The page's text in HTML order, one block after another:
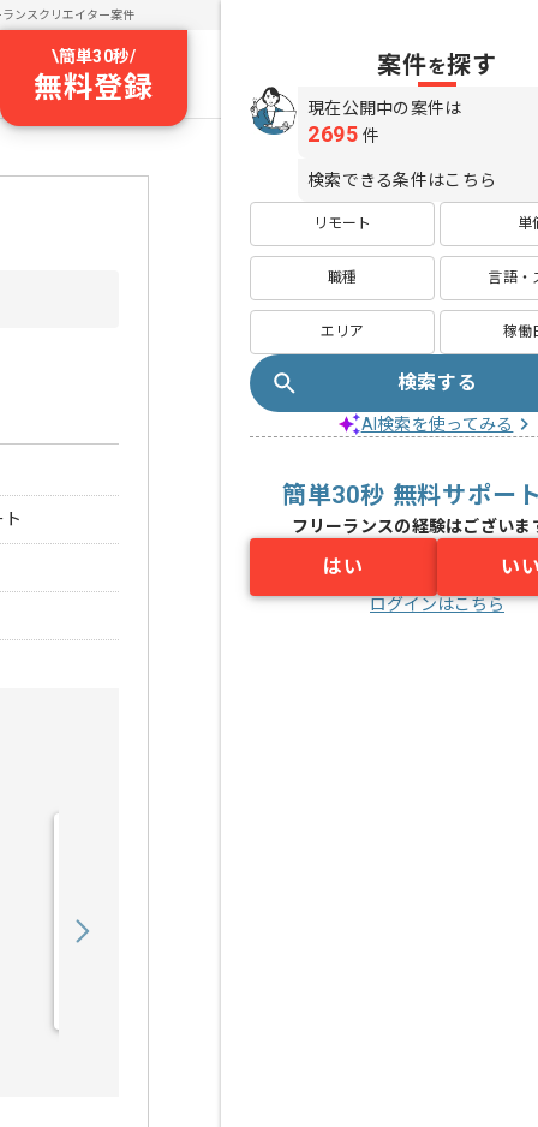
ランスクリエイター案件
\簡単30秒/
無料登録
案件を探す
現在公開中の案件は
2695 件
検索できる条件はこちら
リモート 単
職種 言語・
エリア 稼働
検索する
AI検索を使ってみる
簡単30秒 無料サポー
フリーランスの経験はございま
はい い
ログインはこちら